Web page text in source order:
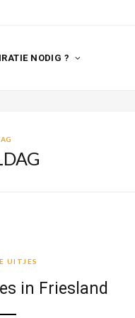
NODIG ?
UITJES
in Friesland